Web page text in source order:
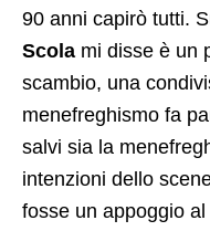
90 anni capirò tutti.
Scola mi disse è un
scambio, una
menefreghismo fa
salvi sia la
intenzioni dello
fosse un appoggio